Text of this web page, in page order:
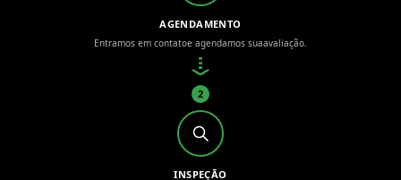
AGENDAMENTO
Entramos em contatoe agendamos suaavaliação.
2
INSPEÇÃO